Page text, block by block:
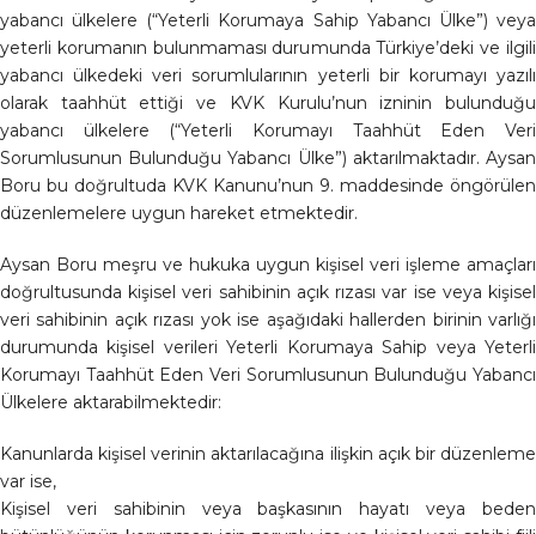
yabancı ülkelere (“Yeterli Korumaya Sahip Yabancı Ülke”) veya
yeterli korumanın bulunmaması durumunda Türkiye’deki ve ilgili
yabancı ülkedeki veri sorumlularının yeterli bir korumayı yazılı
olarak taahhüt ettiği ve KVK Kurulu’nun izninin bulunduğu
yabancı ülkelere (“Yeterli Korumayı Taahhüt Eden Veri
Sorumlusunun Bulunduğu Yabancı Ülke”) aktarılmaktadır. Aysan
Boru bu doğrultuda KVK Kanunu’nun 9. maddesinde öngörülen
düzenlemelere uygun hareket etmektedir.
Aysan Boru meşru ve hukuka uygun kişisel veri işleme amaçları
doğrultusunda kişisel veri sahibinin açık rızası var ise veya kişisel
veri sahibinin açık rızası yok ise aşağıdaki hallerden birinin varlığı
durumunda kişisel verileri Yeterli Korumaya Sahip veya Yeterli
Korumayı Taahhüt Eden Veri Sorumlusunun Bulunduğu Yabancı
Ülkelere aktarabilmektedir:
Kanunlarda kişisel verinin aktarılacağına ilişkin açık bir düzenleme
var ise,
Kişisel veri sahibinin veya başkasının hayatı veya beden